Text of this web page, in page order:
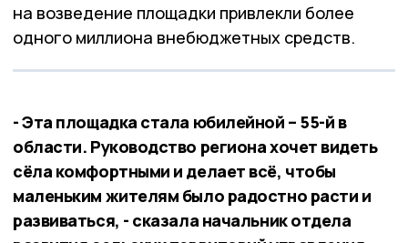
на возведение площадки привлекли более
одного миллиона внебюджетных средств.
- Эта площадка стала юбилейной – 55-й в
области. Руководство региона хочет видеть
сёла комфортными и делает всё, чтобы
маленьким жителям было радостно расти и
развиваться, - сказала начальник отдела